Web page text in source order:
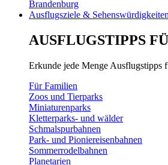
Brandenburg
Ausflugsziele & Sehenswürdigkeiten
AUSFLUGSTIPPS
Erkunde jede Menge Ausflugstipps
Für Familien
Zoos und Tierparks
Miniaturenparks
Kletterparks- und wälder
Schmalspurbahnen
Park- und Pioniereisenbahnen
Sommerrodelbahnen
Planetarien